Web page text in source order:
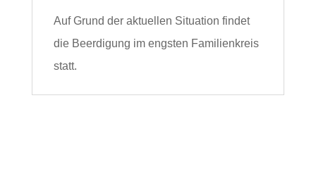
Auf Grund der aktuellen Situation findet
die Beerdigung im engsten Familienkreis
statt.